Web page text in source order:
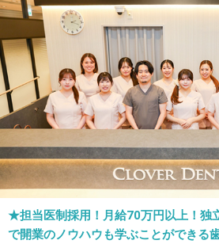
★担当医制採用！月給70万円以上！独
で開業のノウハウも学ぶことができる